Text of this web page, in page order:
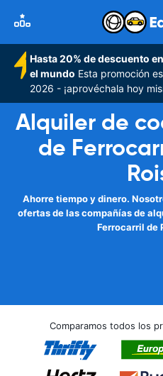
Hasta 20% de descuento
el mundo Esta promoción
2026 - ¡aprovéchala hoy
Alquiler de
de
Ahorre tiempo y dinero.
ofertas de las compañías de
Ferrocarril de
Comparamos todos los